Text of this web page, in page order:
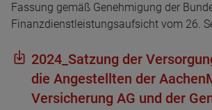
Fassung gemäß Genehmigung der
Finanzdienstleistungsaufsicht vom 26.
2024_Sat­zung der
die Ange­stell­ten der
Ver­si­che­rung AG und der